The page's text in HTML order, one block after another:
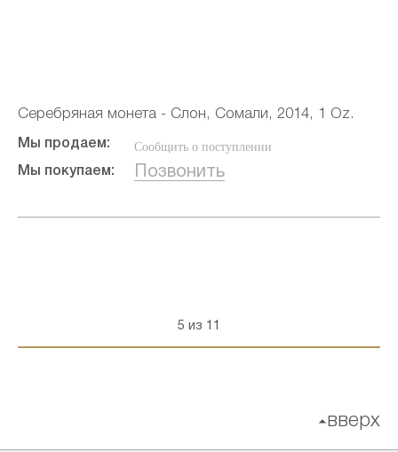
Серебряная монета - Слон, Сомали, 2014, 1 Oz.
Мы продаем: Сообщить о поступлении
Мы покупаем: Позвонить
5 из 11
вверх